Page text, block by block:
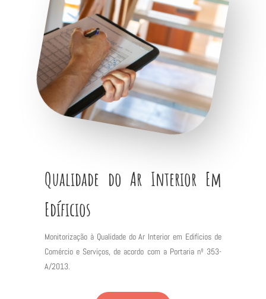
Qualidade do Ar Interior Em
Edíficios
Monitorização à Qualidade do Ar Interior em Edifícios de
Comércio e Serviços, de acordo com a Portaria nº 353-
A/2013.